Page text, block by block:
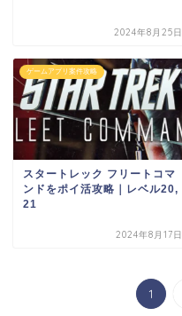
2024年8月25日
ゲームアプリ案件攻略
スタートレック フリートコマ
ンドをポイ活攻略｜レベル20,
21
2024年8月17日
1